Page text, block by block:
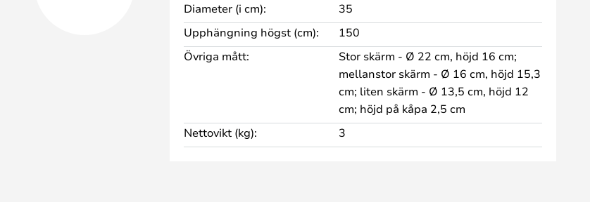
Diameter (i cm):
35
Upphängning högst (cm):
150
Övriga mått:
Stor skärm - Ø 22 cm, höjd 16 cm;
mellanstor skärm - Ø 16 cm, höjd 15,3
cm; liten skärm - Ø 13,5 cm, höjd 12
cm; höjd på kåpa 2,5 cm
Nettovikt (kg):
3